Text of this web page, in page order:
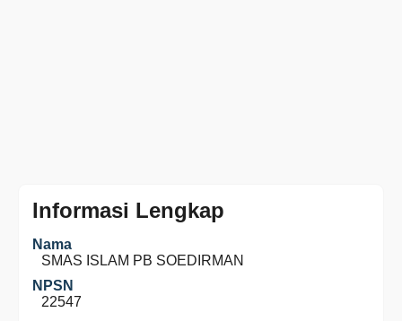
Informasi Lengkap
Nama
SMAS ISLAM PB SOEDIRMAN
NPSN
22547